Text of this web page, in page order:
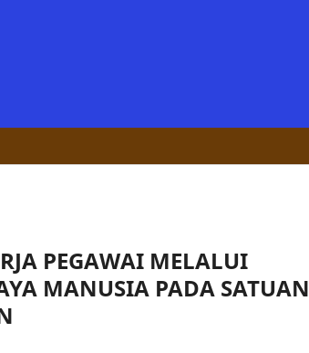
PEGAWAI MELALUI
MANUSIA PADA SATUAN